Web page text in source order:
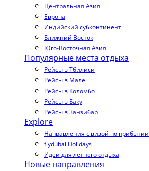
Центральная Азия
Европа
Индийский субконтинент
Ближний Восток
Юго-Восточная Азия
Популярные места отдыха
Рейсы в Тбилиси
Рейсы в Мале
Рейсы в Коломбо
Рейсы в Баку
Рейсы в Занзибар
Explore
Направления с визой по прибытии
flydubai Holidays
Идеи для летнего отдыха
Новые направления